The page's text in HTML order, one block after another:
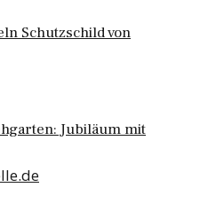
Schutzschild von
Jubiläum mit